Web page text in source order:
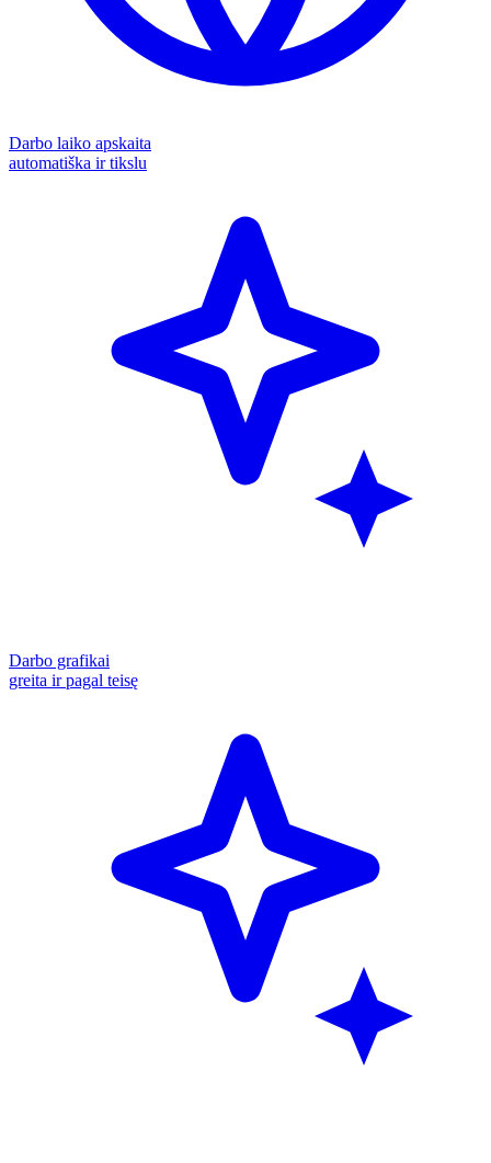
Darbo laiko apskaita
automatiška ir tikslu
Darbo grafikai
greita ir pagal teisę